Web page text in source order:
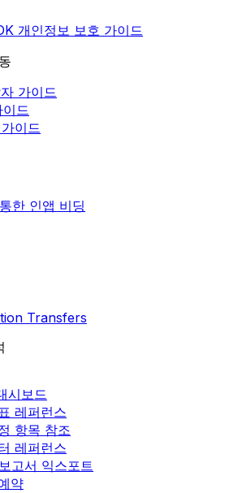
개인정보 보호 가이드
가이드
드
이드
한 인앱 비딩
Transfers
시보드
레퍼런스
항목 참조
레퍼런스
고서 익스포트
약